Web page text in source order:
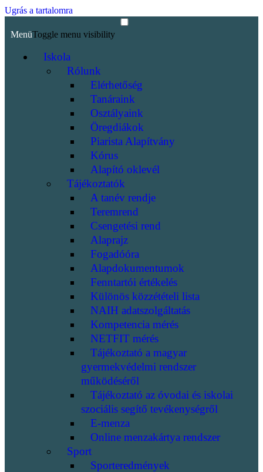
Ugrás a tartalomra
MenüToggle menu visibility
Iskola
Rólunk
Elérhetőség
Tanáraink
Osztályaink
Öregdiákok
Piarista Alapítvány
Kórus
Alapító oklevél
Tájékoztatók
A tanév rendje
Teremrend
Csengetési rend
Alaprajz
Fogadóóra
Alapdokumentumok
Fenntartói értékelés
Különös közzétételi lista
NAIH adatszolgáltatás
Kompetencia mérés
NETFIT mérés
Tájékoztató a magyar
gyermekvédelmi rendszer
működéséről
Tájékoztató az óvodai és iskolai
szociális segítő tevékenységről
E-menza
Online menzakártya rendszer
Sport
Sporteredmények